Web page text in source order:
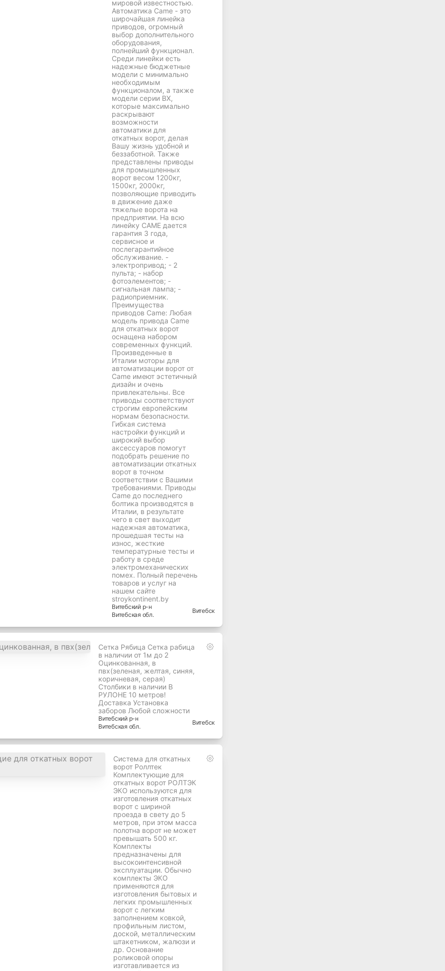
Автоматика для ворот
CAME Италия - это
приводы от
производителя с
мировой известностью.
Автоматика Came - это
широчайшая линейка
приводов, огромный
выбор дополнительного
оборудования,
полнейший функционал.
Среди линейки есть
надежные бюджетные
модели с минимально
необходимым
функционалом, а также
модели серии BX,
которые максимально
раскрывают
возможности
автоматики для
откатных ворот, делая
Вашу жизнь удобной и
беззаботной. Также
представлены приводы
для промышленных
ворот весом 1200кг,
1500кг, 2000кг,
позволяющие приводить
в движение даже
тяжелые ворота на
предприятии. На всю
линейку CAME дается
гарантия 3 года,
сервисное и
послегарантийное
обслуживание. -
электропривод; - 2
пульта; - набор
фотоэлементов; -
сигнальная лампа; -
радиоприемник.
Преимущества
приводов Came: Любая
модель привода Came
для откатных ворот
оснащена набором
современных функций.
Произведенные в
Италии моторы для
автоматизации ворот от
Came имеют эстетичный
дизайн и очень
привлекательны. Все
приводы соответствуют
строгим европейским
нормам безопасности.
Гибкая система
настройки функций и
широкий выбор
аксессуаров помогут
подобрать решение по
автоматизации откатных
ворот в точном
соответствии с Вашими
требованиями. Приводы
Came до последнего
болтика производятся в
Италии, в результате
чего в свет выходит
надежная автоматика,
прошедшая тесты на
износ, жесткие
температурные тесты и
работу в среде
электромеханических
помех. Полный перечень
товаров и услуг на
нашем сайте
stroykontinent.by
Витебскийр-н
Витебскаяобл.
Сетка Рябица Сетка рабица
в наличии от 1м до 2
Оцинкованная, в
пвх(зеленая, желтая, синяя,
коричневая, серая)
Столбики в наличии В
РУЛОНЕ 10 метров!
Доставка Установка
заборов Любой сложности
Витебскийр-н
Витебскаяобл.
Система для откатных
ворот Роллтек
Комплектующие для
откатных ворот РОЛТЭК
ЭКО используются для
изготовления откатных
ворот с шириной
проезда в свету до 5
метров, при этом масса
полотна ворот не может
превышать 500 кг.
Комплекты
предназначены для
высокоинтенсивной
эксплуатации. Обычно
комплекты ЭКО